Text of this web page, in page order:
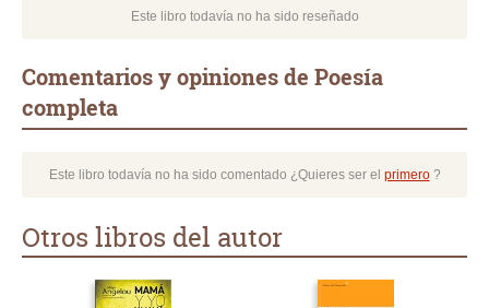
Este libro todavía no ha sido reseñado
Comentarios y opiniones de Poesía
completa
Este libro todavía no ha sido comentado ¿Quieres ser el primero?
Otros libros del autor